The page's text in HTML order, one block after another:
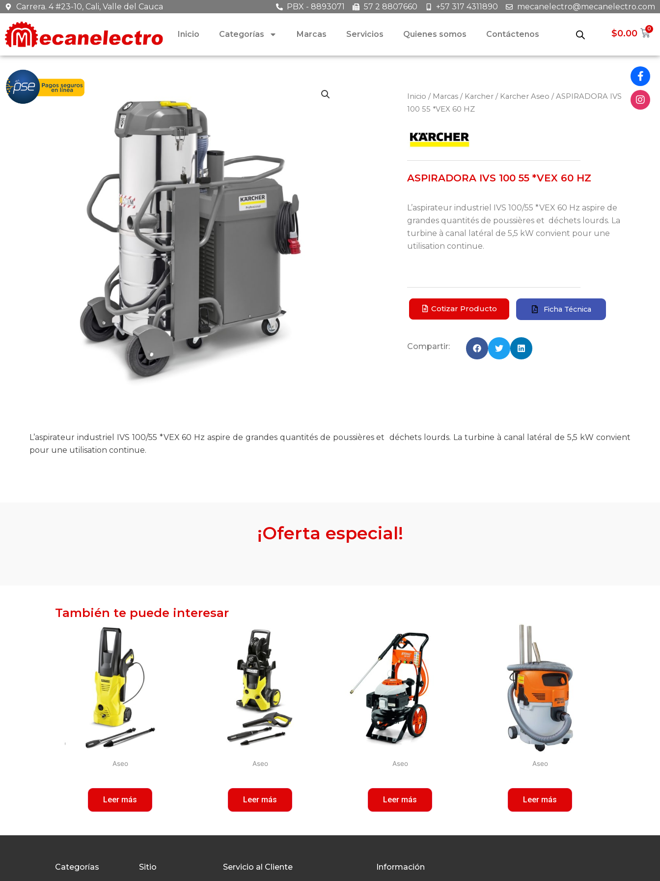
contenido
Carrera. 4 #23-10, Cali, Valle del Cauca PBX - 8893071 57 2 8807660 +57 317 4311890 mecanelectro@mecanelectro.com
Inicio Categorías Marcas Servicios Quienes somos Contáctenos $0.00 0
Inicio / Marcas/ Karcher/ Karcher Aseo / ASPIRADORA IVS
100 55 *VEX 60 HZ
ASPIRADORA IVS 100 55 *VEX 60 HZ
L’aspirateur industriel IVS 100/55 *VEX 60 Hz aspire de
grandes quantités de poussières et déchets lourds. La
turbine à canal latéral de 5,5 kW convient pour une
utilisation continue.
Cotizar Producto Ficha Técnica
Compartir:
L’aspirateur industriel IVS 100/55 *VEX 60 Hz aspire de grandes quantités de poussières et déchets lourds. La turbine à canal latéral de 5,5 kW convient
pour une utilisation continue.
¡Oferta especial!
También te puede interesar
Aseo
Leer más
Aseo
Leer más
Aseo
Leer más
Aseo
Leer más
Categorías Sitio Servicio al Cliente Información